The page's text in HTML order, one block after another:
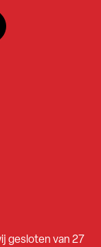
gesloten van 27